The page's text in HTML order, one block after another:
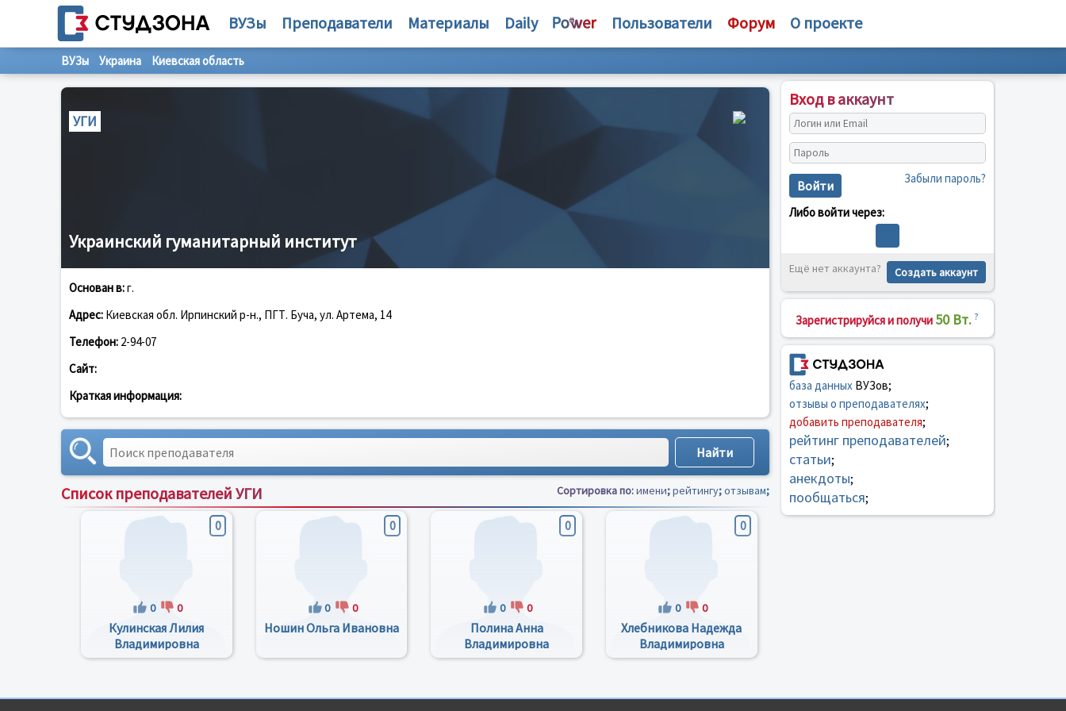
ВУЗы Преподаватели Материалы Daily Пользователи Форум О проекте
ВУЗы Украина Киевская область
УГИ
Украинский гуманитарный институт
Основан в:г.
Адрес: Киевская обл. Ирпинский р-н., ПГТ. Буча, ул. Артема, 14
Телефон: 2-94-07
Сайт:
Краткая информация:
Список преподавателей УГИ Сортировка по:имени;рейтингу;отзывам;
0
0 0
Кулинская Лилия
Владимировна
0
0 0
Ношин Ольга Ивановна
0
0 0
Полина Анна
Владимировна
0
0 0
Хлебникова Надежда
Владимировна
Вход в аккаунт
Войти Забыли пароль?
Либо войти через:
Ещё нет аккаунта? Создать аккаунт
Зарегистрируйся и получи 50 Вт. ?
база данныхВУЗов;
отзывы о преподавателях;
добавить преподавателя;
рейтинг преподавателей;
статьи;
анекдоты;
пообщаться;